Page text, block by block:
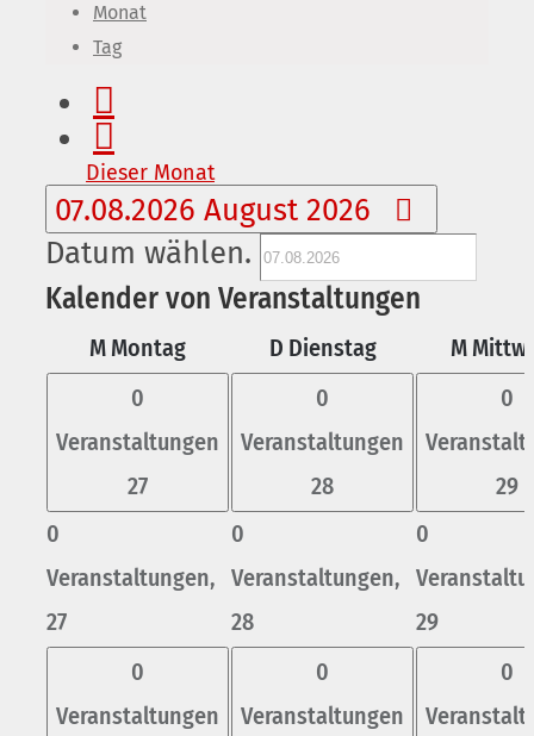
Monat
Tag
Dieser Monat
07.08.2026 August 2026
Datum wählen.
Kalender von Veranstaltungen
M Montag D Dienstag M
0
Veranstaltungen
27
0
Veranstaltungen,
27
0
Veranstaltungen
28
0
Veranstaltungen,
28
0
29
0
29
0
Veranstaltungen
0
Veranstaltungen
0